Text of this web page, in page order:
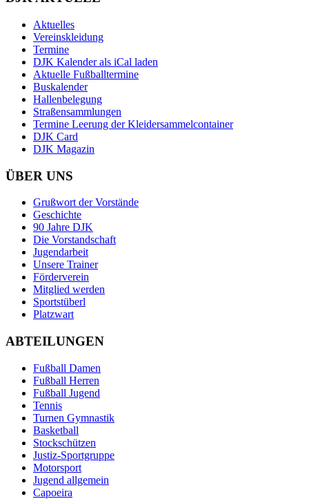
Aktuelles
Vereinskleidung
Termine
DJK Kalender als iCal laden
Aktuelle Fußballtermine
Buskalender
Hallenbelegung
Straßensammlungen
Termine Leerung der Kleidersammelcontainer
DJK Card
DJK Magazin
ÜBER UNS
Grußwort der Vorstände
Geschichte
90 Jahre DJK
Die Vorstandschaft
Jugendarbeit
Unsere Trainer
Förderverein
Mitglied werden
Sportstüberl
Platzwart
ABTEILUNGEN
Fußball Damen
Fußball Herren
Fußball Jugend
Tennis
Turnen Gymnastik
Basketball
Stockschützen
Justiz-Sportgruppe
Motorsport
Jugend allgemein
Capoeira